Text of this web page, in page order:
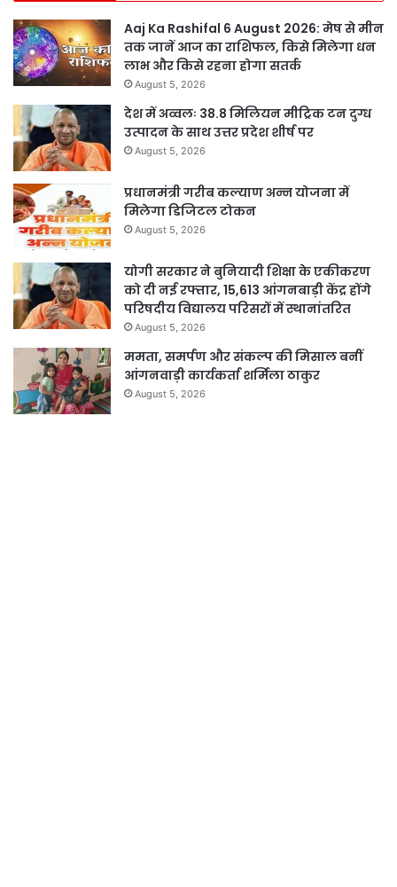
Aaj Ka Rashifal 6 August 2026: मेष से मीन
तक जानें आज का राशिफल, किसे मिलेगा धन
लाभ और किसे रहना होगा सतर्क
August 5, 2026
देश में अव्वलः 38.8 मिलियन मीट्रिक टन दुग्ध
उत्पादन के साथ उत्तर प्रदेश शीर्ष पर
August 5, 2026
प्रधानमंत्री गरीब कल्याण अन्न योजना में
मिलेगा डिजिटल टोकन
August 5, 2026
योगी सरकार ने बुनियादी शिक्षा के एकीकरण
को दी नई रफ्तार, 15,613 आंगनबाड़ी केंद्र होंगे
परिषदीय विद्यालय परिसरों में स्थानांतरित
August 5, 2026
ममता, समर्पण और संकल्प की मिसाल बनीं
आंगनवाड़ी कार्यकर्ता शर्मिला ठाकुर
August 5, 2026